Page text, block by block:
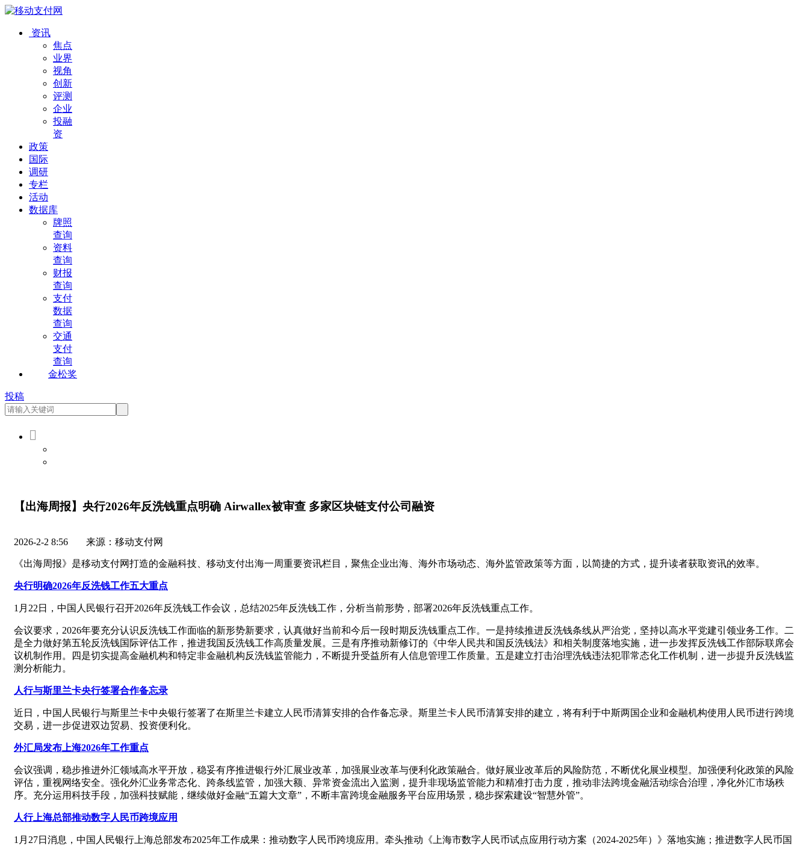
资讯
焦点
业界
视角
创新
评测
企业
投融
资
政策
国际
调研
专栏
活动
数据库
牌照
查询
资料
查询
财报
查询
支付
数据
查询
交通
支付
查询
金松奖
投稿

【出海周报】央行2026年反洗钱重点明确 Airwallex被审查 多家区块链支付公司融资
2026-2-2 8:56 来源：移动支付网
《出海周报》是移动支付网打造的金融科技、移动支付出海一周重要资讯栏目，聚焦企业出海、海外市场动态、海外监管政策等方面，以简捷的方式，提升读者获取资讯的效率。
央行明确2026年反洗钱工作五大重点
1月22日，中国人民银行召开2026年反洗钱工作会议，总结2025年反洗钱工作，分析当前形势，部署2026年反洗钱重点工作。
会议要求，2026年要充分认识反洗钱工作面临的新形势新要求，认真做好当前和今后一段时期反洗钱重点工作。一是持续推进反洗钱条线从严治党，坚持以高水平党建引领业务工作。二
是全力做好第五轮反洗钱国际评估工作，推进我国反洗钱工作高质量发展。三是有序推动新修订的《中华人民共和国反洗钱法》和相关制度落地实施，进一步发挥反洗钱工作部际联席会
议机制作用。四是切实提高金融机构和特定非金融机构反洗钱监管能力，不断提升受益所有人信息管理工作质量。五是建立打击治理洗钱违法犯罪常态化工作机制，进一步提升反洗钱监
测分析能力。
人行与斯里兰卡央行签署合作备忘录
近日，中国人民银行与斯里兰卡中央银行签署了在斯里兰卡建立人民币清算安排的合作备忘录。斯里兰卡人民币清算安排的建立，将有利于中斯两国企业和金融机构使用人民币进行跨境
交易，进一步促进双边贸易、投资便利化。
外汇局发布上海2026年工作重点
会议强调，稳步推进外汇领域高水平开放，稳妥有序推进银行外汇展业改革，加强展业改革与便利化政策融合。做好展业改革后的风险防范，不断优化展业模型。加强便利化政策的风险
评估，重视网络安全。强化外汇业务常态化、跨条线监管，加强大额、异常资金流出入监测，提升非现场监管能力和精准打击力度，推动非法跨境金融活动综合治理，净化外汇市场秩
序。充分运用科技手段，加强科技赋能，继续做好金融“五篇大文章”，不断丰富跨境金融服务平台应用场景，稳步探索建设“智慧外管”。
人行上海总部推动数字人民币跨境应用
1月27日消息，中国人民银行上海总部发布2025年工作成果：推动数字人民币跨境应用。牵头推动《上海市数字人民币试点应用行动方案（2024-2025年）》落地实施；推进数字人民币国